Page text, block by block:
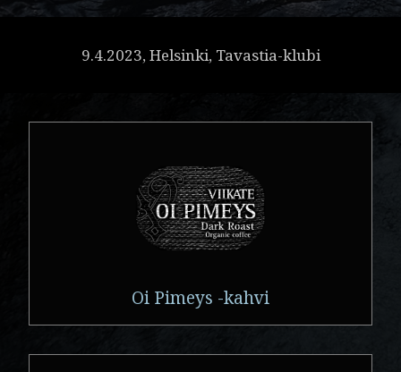
9.4.2023, Helsinki, Tavastia-klubi
Oi Pimeys -kahvi